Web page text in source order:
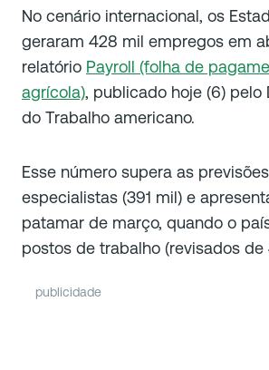
No cenário internacional, os
geraram 428 mil empregos em
relatório Payroll (folha de
agrícola), publicado hoje (6) pelo
do Trabalho americano.
Esse número supera as
especialistas (391 mil) e
patamar de março, quando o
postos de trabalho (revisados de
publicidade